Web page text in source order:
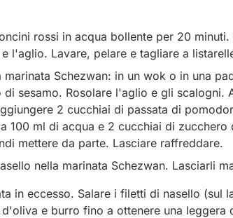
rossi in acqua bollente per 20
l'aglio. Lavare, pelare e tagliare a
marinata Schezwan: in un wok o in una
sesamo. Rosolare l'aglio e gli scalogni.
2 cucchiai di passata di
100 ml di acqua e 2 cucchiai di
mettere da parte. Lasciare raffreddare.
nella marinata Schezwan. Lasciarli
in eccesso. Salare i filetti di nasello (sul
e burro fino a ottenere una leggera